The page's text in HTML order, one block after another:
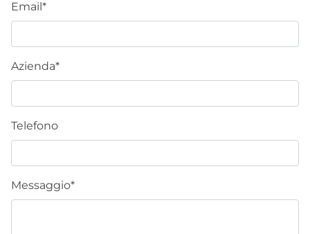
Email*
Azienda*
Telefono
Messaggio*